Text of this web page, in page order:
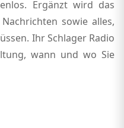
Ergänzt wird das
sowie alles,
Ihr Schlager Radio
wann und wo Sie